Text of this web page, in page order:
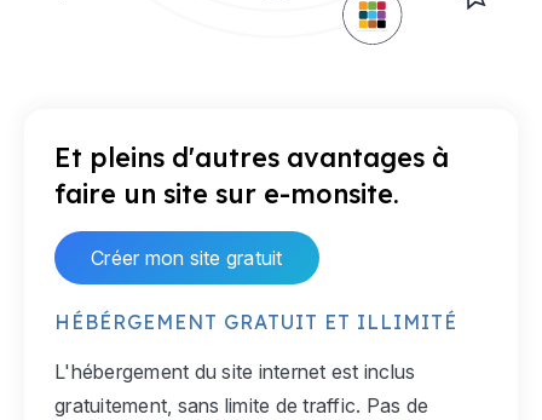
Et pleins d'autres avantages à
faire un site sur e-monsite.
Créer mon site gratuit
HÉBÉRGEMENT GRATUIT ET ILLIMITÉ
L'hébergement du site internet est inclus
gratuitement, sans limite de traffic. Pas de